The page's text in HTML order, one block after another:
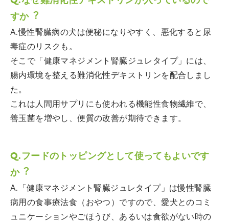
すか︖
A.慢性腎臓病の犬は便秘になりやすく、悪化すると尿
毒症のリスクも。
そこで「健康マネジメント腎臓ジュレタイプ」には、
腸内環境を整える難消化性デキストリンを配合しまし
た。
これは人間用サプリにも使われる機能性食物繊維で、
善玉菌を増やし、便質の改善が期待できます。
Q.フードのトッピングとして使ってもよいです
か︖
A.「健康マネジメント腎臓ジュレタイプ」は慢性腎臓
病用の食事療法食（おやつ）ですので、愛犬とのコミ
ュニケーションやごほうび、あるいは食欲がない時の